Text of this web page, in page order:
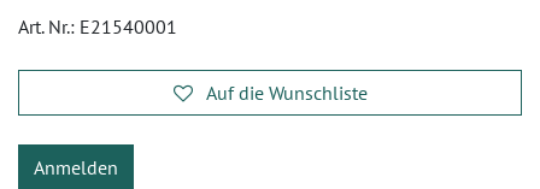
Art. Nr.: E21540001
Auf die Wunschliste
Anmelden